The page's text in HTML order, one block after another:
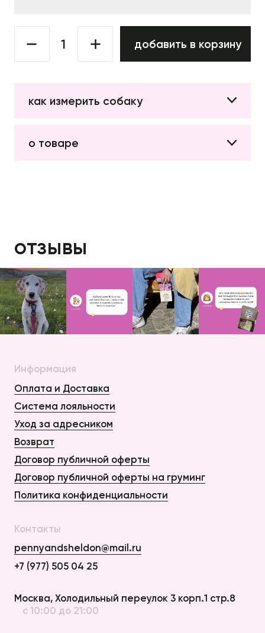
добавить в корзину
как измерить собаку
о товаре
отзывы
Информация
Оплата и Доставка
Система лояльности
Уход за адресником
Возврат
Договор публичной оферты
Договор публичной оферты на груминг
Политика конфиденциальности
Контакты
pennyandsheldon@mail.ru
+7 (977) 505 04 25
Москва, Холодильный переулок 3 корп.1 стр.8
с 10:00 до 21:00
Оплата и Доставка
Возврат